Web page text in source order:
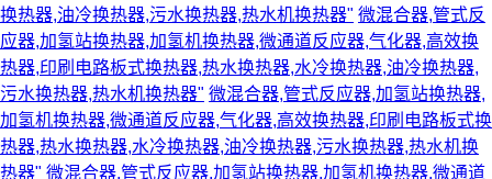
换热器,油冷换热器,污水换热器,热水机换热器" 微混合器,管式反
应器,加氢站换热器,加氢机换热器,微通道反应器,气化器,高效换
热器,印刷电路板式换热器,热水换热器,水冷换热器,油冷换热器,
污水换热器,热水机换热器" 微混合器,管式反应器,加氢站换热器,
加氢机换热器,微通道反应器,气化器,高效换热器,印刷电路板式换
热器,热水换热器,水冷换热器,油冷换热器,污水换热器,热水机换
热器" 微混合器,管式反应器,加氢站换热器,加氢机换热器,微通道